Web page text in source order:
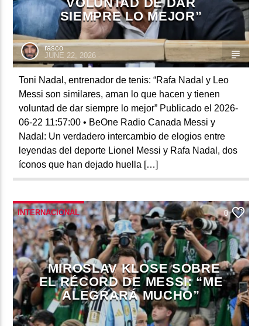
SIEMPRE LO MEJOR”
rasco
JUNE 22, 2026
Toni Nadal, entrenador de tenis: “Rafa Nadal y Leo
Messi son similares, aman lo que hacen y tienen
voluntad de dar siempre lo mejor” Publicado el 2026-
06-22 11:57:00 • BeOne Radio Canada Messi y
Nadal: Un verdadero intercambio de elogios entre
leyendas del deporte Lionel Messi y Rafa Nadal, dos
íconos que han dejado huella […]
INTERNACIONAL 0
MIROSLAV KLOSE SOBRE
EL RÉCORD DE MESSI: “ME
ALEGRARÁ MUCHO”